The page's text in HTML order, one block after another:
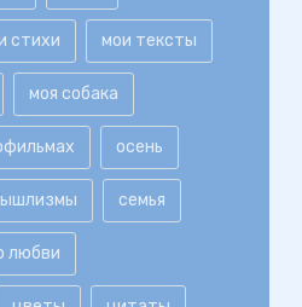
стихи мои тексты
моя собака
осень
семья
любви